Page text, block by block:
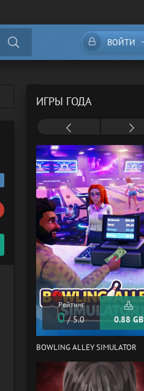
ВОЙТИ
ИГРЫ ГОДА
Рейтинг
0/ 5.0 0.88 GB
BOWLING ALLEY SIMULATOR